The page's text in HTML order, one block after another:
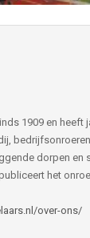
1909 en heeft
dorpen en
het
over-ons/